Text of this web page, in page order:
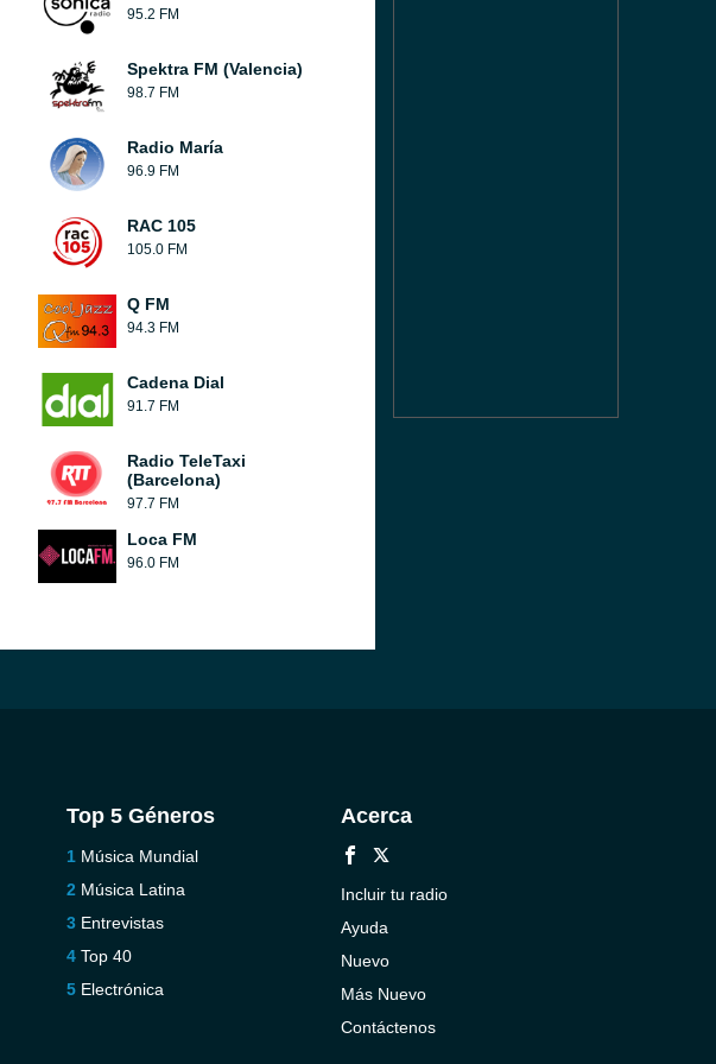
95.2 FM
Spektra FM (Valencia)
98.7 FM
Radio María
96.9 FM
RAC 105
105.0 FM
Q FM
94.3 FM
Cadena Dial
91.7 FM
Radio TeleTaxi
(Barcelona)
97.7 FM
Loca FM
96.0 FM
Top 5 Géneros
Música Mundial
Música Latina
Entrevistas
Top 40
Electrónica
Acerca
Incluir tu radio
Ayuda
Nuevo
Más Nuevo
Contáctenos